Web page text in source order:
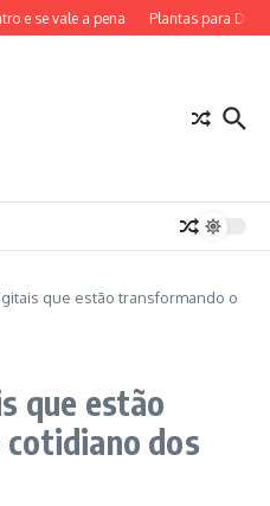
e se vale a pena Plantas para
que estão transformando o
que estão
dos